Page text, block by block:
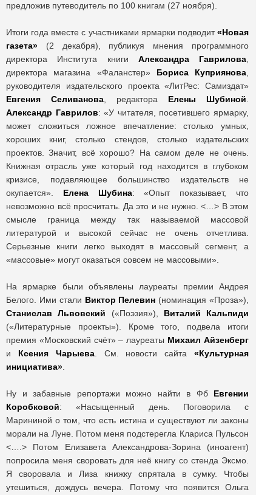
предложив путеводитель по 100 книгам (27 ноября).
Итоги года вместе с участниками ярмарки подводит«Новая
газета» (2 декабря), публикуя мнения программного
директора Института книги Александра Гаврилова
директора магазина «Фаланстер» Бориса Куприянова
руководителя издательского проекта «ЛитРес: Самиздат»
Евгения Селиванова , редактора Елены Шубиной
Александр Гаврилов: «У читателя, посетившего ярмарку,
может сложиться ложное впечатление: столько умных,
хороших книг, столько стендов, столько издательских
проектов. Значит, всё хорошо? На самом деле не очень.
Книжная отрасль уже который год находится в глубоком
кризисе, подавляющее большинство издательств не
окупается». Елена Шубина: «Опыт показывает, что
невозможно всё просчитать. Да это и не нужно. <…> В этом
смысле граница между так называемой массовой
литературой и высокой сейчас не очень отчетлива.
Серьезные книги легко выходят в массовый сегмент, а
«массовые» могут оказаться совсем не массовыми».
На ярмарке были объявлены лауреаты премии Андрея
Белого. Ими стали Виктор Пелевин (номинация «Проза»),
Станислав Львовский («Поэзия»), Виталий Кальпиди
(«Литературные проекты»). Кроме того, подвела итоги
премия «Московский счёт» – лауреаты Михаил Айзенберг
и Ксения Чарыева. См. новости сайта«Культурная
инициатива»
Ну и забавные репортажи можно найти в Фб Евгении
Коробковой: «Насыщенный день. Поговорила с
Марининой о том, что есть истина и существуют ли законы
морали на Луне. Потом меня подстерегла Клариса Пульсон
<….> Потом Елизавета Александрова-Зорина (иноагент)
попросила меня своровать для неё книгу со стенда Эксмо.
Я своровала и Лиза книжку спрятала в сумку. Чтобы
утешиться, дождусь вечера. Потому что появится Ольга